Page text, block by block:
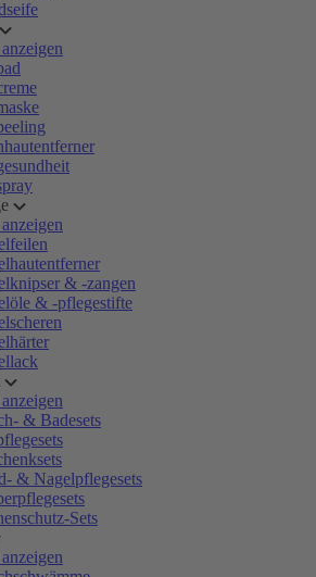
& -zangen
& -pflegestifte
& Badesets
& Nagelpflegesets
Sets